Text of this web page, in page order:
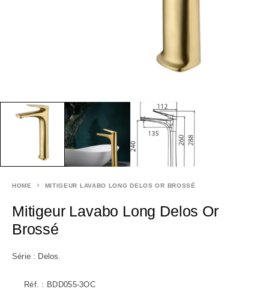
HOME MITIGEUR LAVABO LONG DELOS OR BROSSÉ
Mitigeur Lavabo Long Delos Or
Brossé
Série : Delos.
Réf. : BDD055-3OC